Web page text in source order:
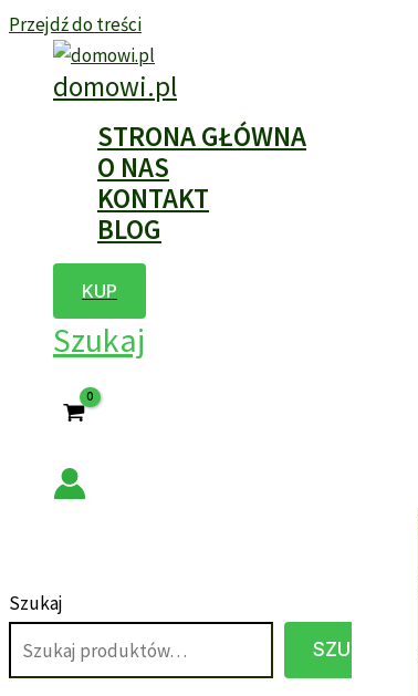
Przejdź do treści
domowi.pl
STRONA GŁÓWNA
O NAS
KONTAKT
BLOG
KUP
Szukaj
Szukaj
SZUKAJ